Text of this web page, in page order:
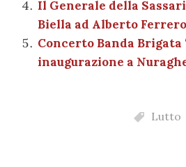
Il Generale della
Biella ad Alberto
Concerto Banda Brigata
inaugurazione a
Lutto